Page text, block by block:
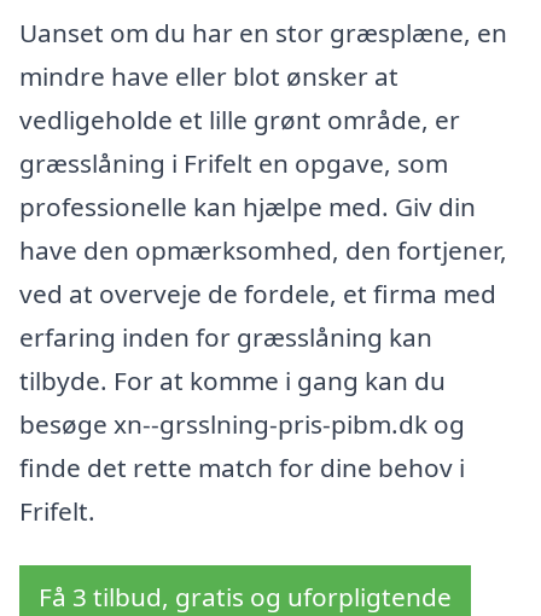
Uanset om du har en stor græsplæne, en
mindre have eller blot ønsker at
vedligeholde et lille grønt område, er
græsslåning i Frifelt en opgave, som
professionelle kan hjælpe med. Giv din
have den opmærksomhed, den fortjener,
ved at overveje de fordele, et firma med
erfaring inden for græsslåning kan
tilbyde. For at komme i gang kan du
besøge xn--grsslning-pris-pibm.dk og
finde det rette match for dine behov i
Frifelt.
Få 3 tilbud, gratis og uforpligtende